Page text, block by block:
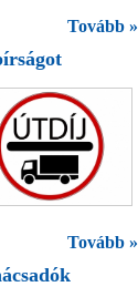
Tovább »
Tovább »